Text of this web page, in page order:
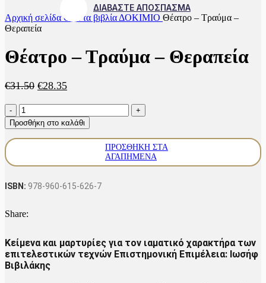
ΔΙΑΒΑΣΤΕ ΑΠΟΣΠΑΣΜΑ
Αρχική σελίδα Όλα τα βιβλία ΔΟΚΙΜΙΟ Θέατρο – Τραύμα –
Θεραπεία
Θέατρο – Τραύμα – Θεραπεία
€31.50 Original
€31.50.
€28.35Η
είναι:
€28.35.
Θέατρο
-
Τραύμα
-
Προσθήκη στο καλάθι
ΠΡΟΣΘΉΚΗ ΣΤΑ
ΑΓΑΠΗΜΈΝΑ
ISBN: 978-960-615-626-7
Share:
Κείμενα και μαρτυρίες για τον ιαματικό χαρακτήρα των
επιτελεστικών τεχνών Επιστημονική Επιμέλεια: Ιωσήφ
Βιβιλάκης